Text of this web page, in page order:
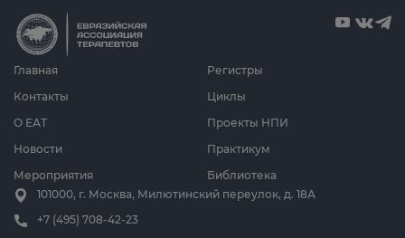
Главная
О ЕАТ
Новости
Мероприятия
Циклы
Проекты НПИ
Практикум
Библиотека
Регистры
Контакты
101000, г. Москва, Милютинский переулок, д. 18А
+7 (495) 708-42-23